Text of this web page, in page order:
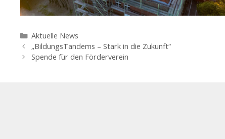
Kategorien
Aktuelle News
Beitrags-
Navigation
„BildungsTandems – Stark in die Zukunft“
Spende für den Förderverein